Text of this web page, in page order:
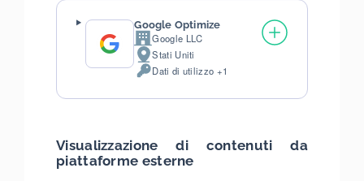
Google Optimize
Azienda:Google LLC
Luogo
del
Stati Uniti
Dati
trattati:
Dati di utilizzo +1
Visualizzazione di contenuti da
piattaforme esterne